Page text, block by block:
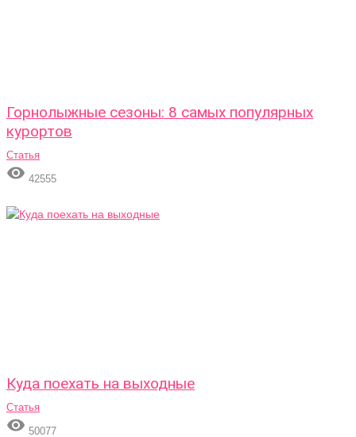
Горнолыжные сезоны: 8 самых популярных
курортов
Статья
 42555
Куда поехать на выходные
Статья
 50077